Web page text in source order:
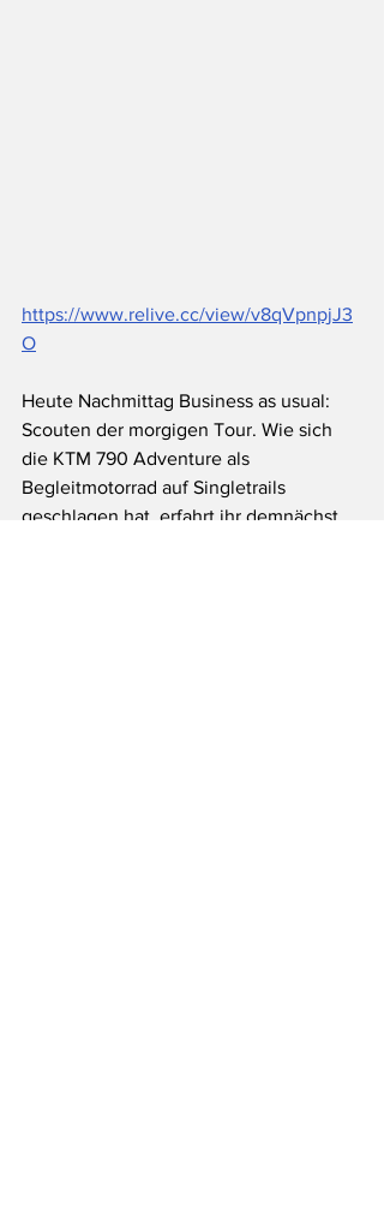
https://www.relive.cc/view/v8qVpnpjJ3
O
Heute Nachmittag Business as usual:
Scouten der morgigen Tour. Wie sich
die KTM 790 Adventure als
Begleitmotorrad auf Singletrails
geschlagen hat, erfahrt ihr demnächst